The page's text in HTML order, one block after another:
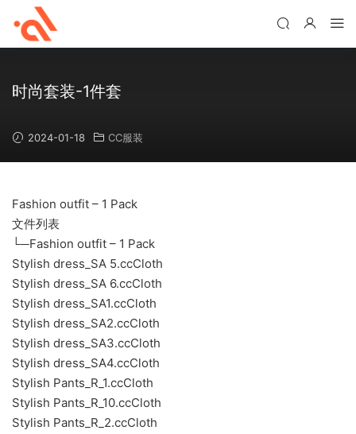
时尚套装-1件套
2024-01-18 CC服装
Fashion outfit – 1 Pack
文件列表
└─Fashion outfit – 1 Pack
Stylish dress_SA 5.ccCloth
Stylish dress_SA 6.ccCloth
Stylish dress_SA1.ccCloth
Stylish dress_SA2.ccCloth
Stylish dress_SA3.ccCloth
Stylish dress_SA4.ccCloth
Stylish Pants_R_1.ccCloth
Stylish Pants_R_10.ccCloth
Stylish Pants_R_2.ccCloth